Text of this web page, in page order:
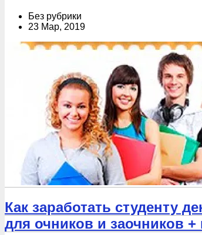
Без рубрики
23 Мар, 2019
Как заработать студенту
для очников и заочников